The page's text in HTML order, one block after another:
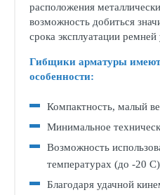
расположения
возможность добиться
срока эксплуатации ремней
Гибщики арматуры
особенности:
Компактность, малый
Минимальное
Возможность
температурах (до -20
Благодаря удачной